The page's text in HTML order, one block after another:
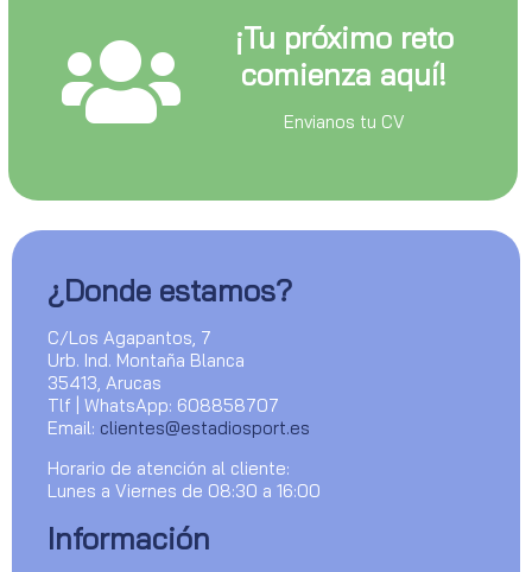
¡Tu próximo reto
comienza aquí!
Envianos tu CV
¿Donde estamos?
C/Los Agapantos, 7
Urb. Ind. Montaña Blanca
35413, Arucas
Tlf | WhatsApp: 608858707
Email: clientes@estadiosport.es
Horario de atención al cliente:
Lunes a Viernes de 08:30 a 16:00
Información